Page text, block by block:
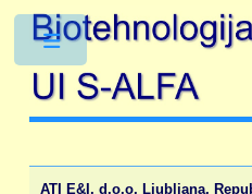
ATI E&I, d.o.o, Ljubljana,
Toggle